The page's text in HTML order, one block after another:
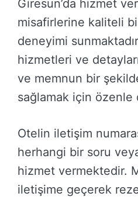
Giresun’da hizmet
misafirlerine kaliteli
deneyimi
hizmetleri ve
ve memnun bir
sağlamak için özenle
Otelin iletişim
herhangi bir soru
hizmet vermektedir.
iletişime geçerek